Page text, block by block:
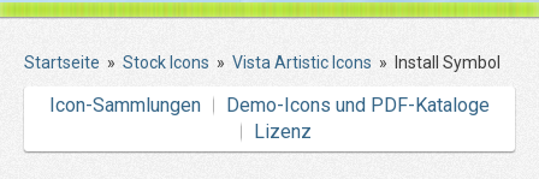
Startseite » Stock Icons » Vista Artistic Icons » Install Symbol
Icon-Sammlungen
Demo-Icons und PDF-Kataloge
Lizenz